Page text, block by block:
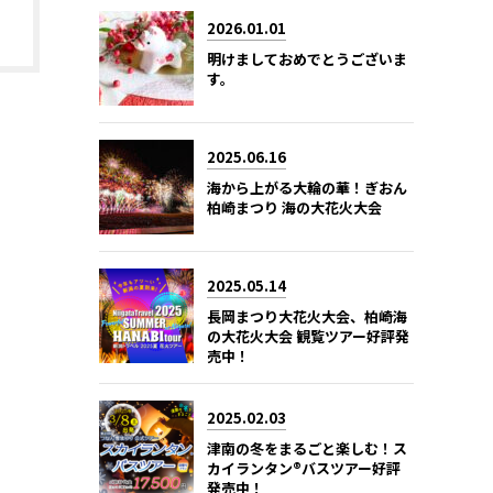
2026.01.01
明けましておめでとうございま
す。
2025.06.16
海から上がる大輪の華！ぎおん
柏崎まつり 海の大花火大会
2025.05.14
長岡まつり大花火大会、柏崎海
の大花火大会 観覧ツアー好評発
売中！
2025.02.03
津南の冬をまるごと楽しむ！ス
カイランタン®バスツアー好評
発売中！